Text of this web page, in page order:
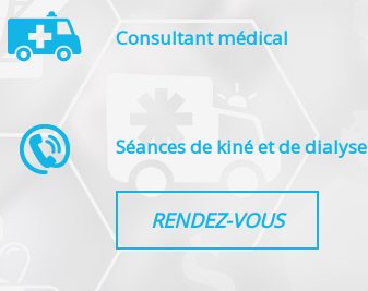
Consultant médical
Séances de kiné et de dialyse
RENDEZ-VOUS